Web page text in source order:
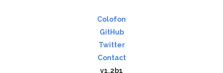
Colofon
GitHub
Twitter
Contact
v1.2b1